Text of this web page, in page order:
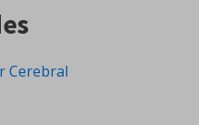
Cerebral